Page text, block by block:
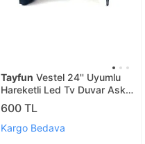
Tayfun Vestel 24'' Uyumlu
Hareketli Led Tv Duvar Askı
Aparatı
600 TL
Kargo Bedava